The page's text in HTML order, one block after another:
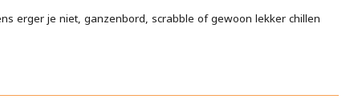
erger je niet, ganzenbord, scrabble of gewoon lekker chillen